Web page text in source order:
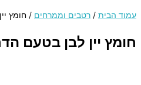
עמוד הבית / רטבים וממרחים / חומץ יין
חומץ יין לבן בטעם הדרים –